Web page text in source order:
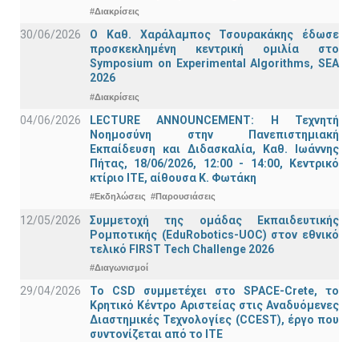
#Διακρίσεις
30/06/2026
Ο Καθ. Χαράλαμπος Τσουρακάκης έδωσε
προσκεκλημένη κεντρική ομιλία στο
Symposium on Experimental Algorithms, SEA
2026
#Διακρίσεις
04/06/2026
LECTURE ANNOUNCEMENT: Η Τεχνητή
Νοημοσύνη στην Πανεπιστημιακή
Εκπαίδευση και Διδασκαλία, Καθ. Ιωάννης
Πήτας, 18/06/2026, 12:00 - 14:00, Κεντρικό
κτίριο ΙΤΕ, αίθουσα Κ. Φωτάκη
#Εκδηλώσεις #Παρουσιάσεις
12/05/2026
Συμμετοχή της ομάδας Εκπαιδευτικής
Ρομποτικής (EduRobotics-UOC) στον εθνικό
τελικό FIRST Tech Challenge 2026
#Διαγωνισμοί
29/04/2026
Το CSD συμμετέχει στο SPACE-Crete, το
Κρητικό Κέντρο Αριστείας στις Αναδυόμενες
Διαστημικές Τεχνολογίες (CCEST), έργο που
συντονίζεται από το ΙΤΕ